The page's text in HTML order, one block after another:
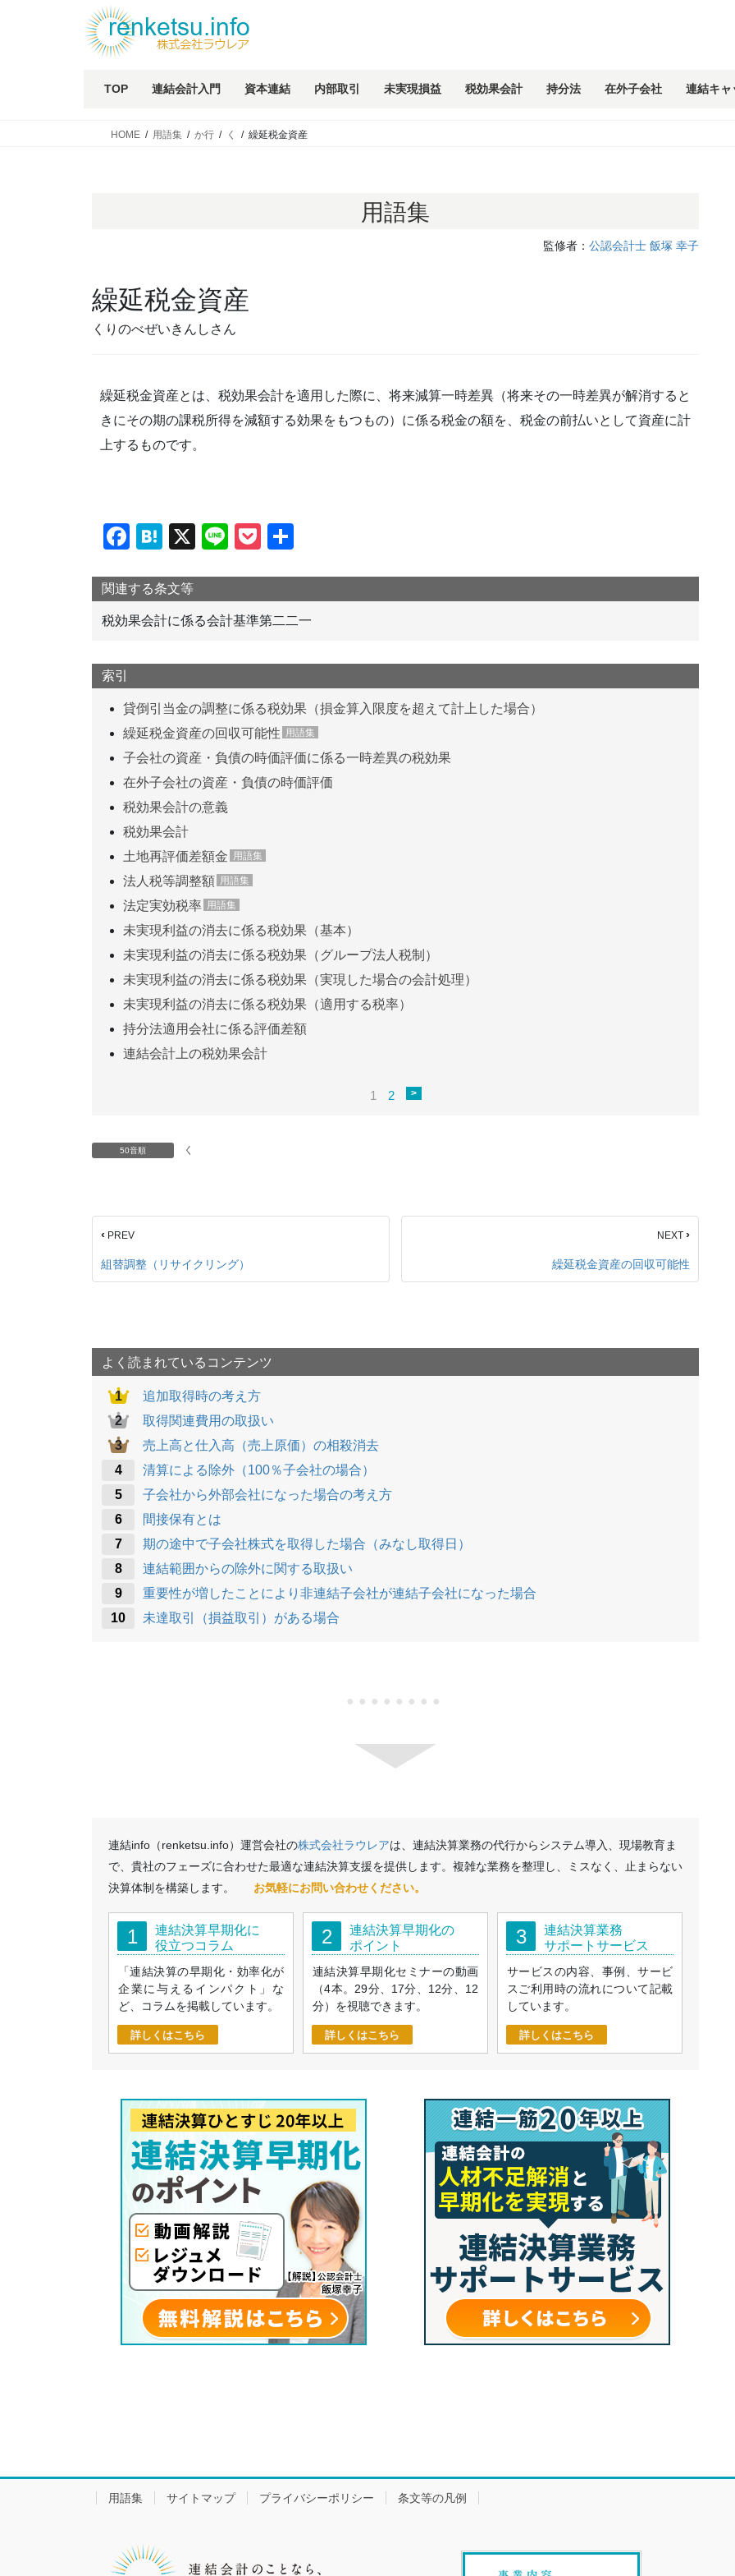
TOP 連結会計入門 資本連結 内部取引 未実現損益 税効果会計 持分法 在外子会社 連結キャ
HOME 用語集 か行 く 繰延税金資産
用語集
監修者： 公認会計士 飯塚 幸子
繰延税金資産
くりのべぜいきんしさん
繰延税金資産とは、税効果会計を適用した際に、将来減算一時差異（将来その一時差異が解消すると
きにその期の課税所得を減額する効果をもつもの）に係る税金の額を、税金の前払いとして資産に計
上するものです。
F
c
e
o
o
k
H
e
n
X
Li
P
et
関連する条文等
税効果会計に係る会計基準第二二一
索引
貸倒引当金の調整に係る税効果（損金算入限度を超えて計上した場合）
繰延税金資産の回収可能性
子会社の資産・負債の時価評価に係る一時差異の税効果
在外子会社の資産・負債の時価評価
税効果会計の意義
税効果会計
土地再評価差額金
法人税等調整額
法定実効税率
未実現利益の消去に係る税効果（基本）
未実現利益の消去に係る税効果（グループ法人税制）
未実現利益の消去に係る税効果（実現した場合の会計処理）
未実現利益の消去に係る税効果（適用する税率）
持分法適用会社に係る評価差額
連結会計上の税効果会計
1 2 >
50音順 く
‹ PREV
組替調整（リサイクリング）
NEXT ›
繰延税金資産の回収可能性
よく読まれているコンテンツ
追加取得時の考え方
取得関連費用の取扱い
売上高と仕入高（売上原価）の相殺消去
清算による除外（100％子会社の場合）
子会社から外部会社になった場合の考え方
間接保有とは
期の途中で子会社株式を取得した場合（みなし取得日）
連結範囲からの除外に関する取扱い
重要性が増したことにより非連結子会社が連結子会社になった場合
未達取引（損益取引）がある場合
●●●●●●●●
連結info（renketsu.info）運営会社の株式会社ラウレアは、連結決算業務の代行からシステム導入、現場教育ま
で、貴社のフェーズに合わせた最適な連結決算支援を提供します。複雑な業務を整理し、ミスなく、止まらない
決算体制を構築します。
お気軽にお問い合わせください。
1
連結決算早期化に
役立つコラム
「連結決算の早期化・効率化が
企業に与えるインパクト」な
ど、コラムを掲載しています。
詳しくはこちら
2
連結決算早期化の
ポイント
連結決算早期化セミナーの動画
（4本。29分、17分、12分、12
分）を視聴できます。
詳しくはこちら
3
連結決算業務
サポートサービス
サービスの内容、事例、サービ
スご利用時の流れについて記載
しています。
詳しくはこちら
用語集 サイトマップ プライバシーポリシー 条文等の凡例